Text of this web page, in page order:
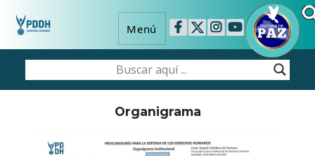
Menú
Organigrama